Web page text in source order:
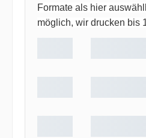
Formate als hier
möglich, wir drucken bis